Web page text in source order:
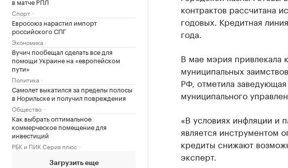
Спорт
Евросоюз нарастил импорт
российского СПГ
Экономика
Вучич пообещал сделать все для
помощи Украине на «европейском
пути»
Политика
Самолет выкатился за пределы полосы
в Норильске и получил повреждения
Общество
Как выбрать оптимальное
коммерческое помещение для
инвестиций
РБК и ПИК Серия плюс
Загрузить еще
контрактов рассчитана
годовых. Кредитная
года.
В мае мэрия привлекала
муниципальных
РФ, отметила
муниципального
«В условиях инфляции и
является инструментом
кредиты снижают
эксперт.